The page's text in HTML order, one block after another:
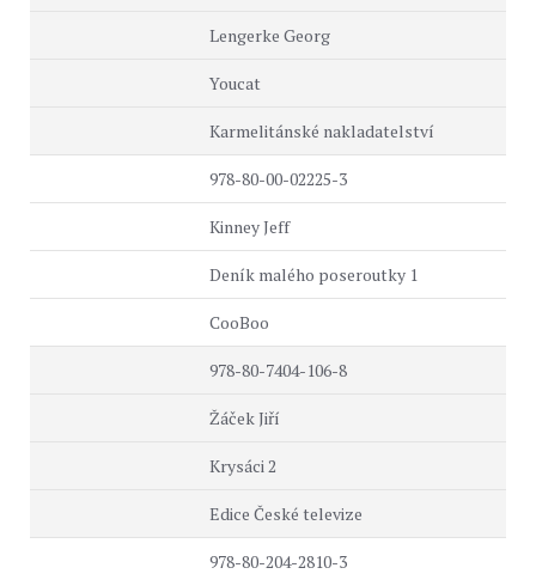
Lengerke Georg
Youcat
Karmelitánské nakladatelství
978-80-00-02225-3
Kinney Jeff
Deník malého poseroutky 1
CooBoo
978-80-7404-106-8
Žáček Jiří
Krysáci 2
Edice České televize
978-80-204-2810-3